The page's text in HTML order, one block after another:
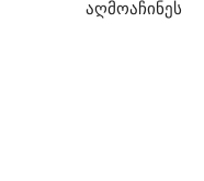
აღმოაჩინეს